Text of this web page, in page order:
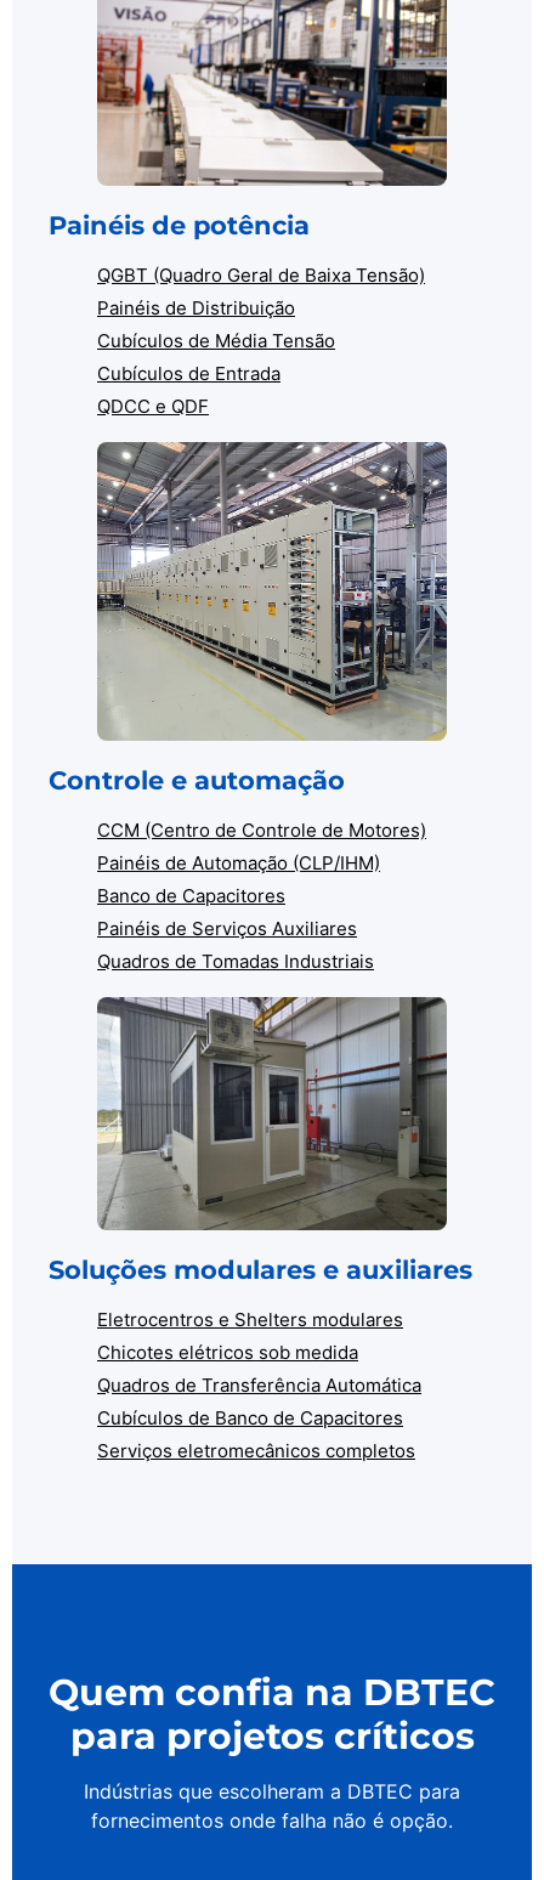
Painéis de potência
QGBT (Quadro Geral de Baixa Tensão)
Painéis de Distribuição
Cubículos de Média Tensão
Cubículos de Entrada
QDCC e QDF
Controle e automação
CCM (Centro de Controle de Motores)
Painéis de Automação (CLP/IHM)
Banco de Capacitores
Painéis de Serviços Auxiliares
Quadros de Tomadas Industriais
Soluções modulares e auxiliares
Eletrocentros e Shelters modulares
Chicotes elétricos sob medida
Quadros de Transferência Automática
Cubículos de Banco de Capacitores
Serviços eletromecânicos completos
Quem confia na DBTEC
para projetos críticos
Indústrias que escolheram a DBTEC para
fornecimentos onde falha não é opção.